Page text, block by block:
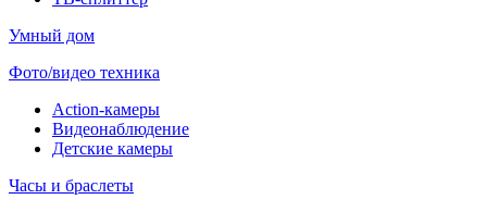
Умный дом
Фото/видео техника
Action-камеры
Видеонаблюдение
Детские камеры
Часы и браслеты